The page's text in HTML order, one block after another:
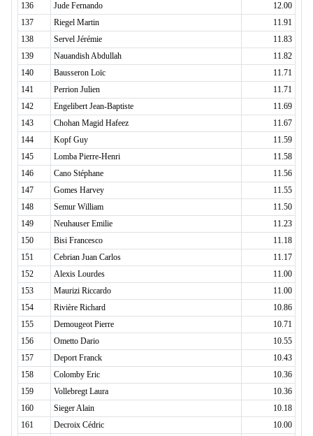
136
Jude Fernando
12.00
137
Riegel Martin
11.91
138
Servel Jérémie
11.83
139
Nauandish Abdullah
11.82
140
Bausseron Loïc
11.71
141
Perrion Julien
11.71
142
Engelibert Jean-Baptiste
11.69
143
Chohan Magid Hafeez
11.67
144
Kopf Guy
11.59
145
Lomba Pierre-Henri
11.58
146
Cano Stéphane
11.56
147
Gomes Harvey
11.55
148
Semur William
11.50
149
Neuhauser Emilie
11.23
150
Bisi Francesco
11.18
151
Cebrian Juan Carlos
11.17
152
Alexis Lourdes
11.00
153
Maurizi Riccardo
11.00
154
Rivière Richard
10.86
155
Demougeot Pierre
10.71
156
Ometto Dario
10.55
157
Deport Franck
10.43
158
Colomby Eric
10.36
159
Vollebregt Laura
10.36
160
Sieger Alain
10.18
161
Decroix Cédric
10.00